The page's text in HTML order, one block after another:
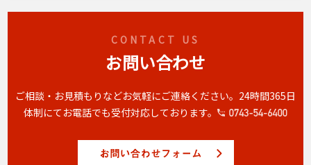
CONTACT US
お問い合わせ
ご相談・お見積もりなどお気軽にご連絡ください。 24時間365日
体制にてお電話でも受付対応しております。